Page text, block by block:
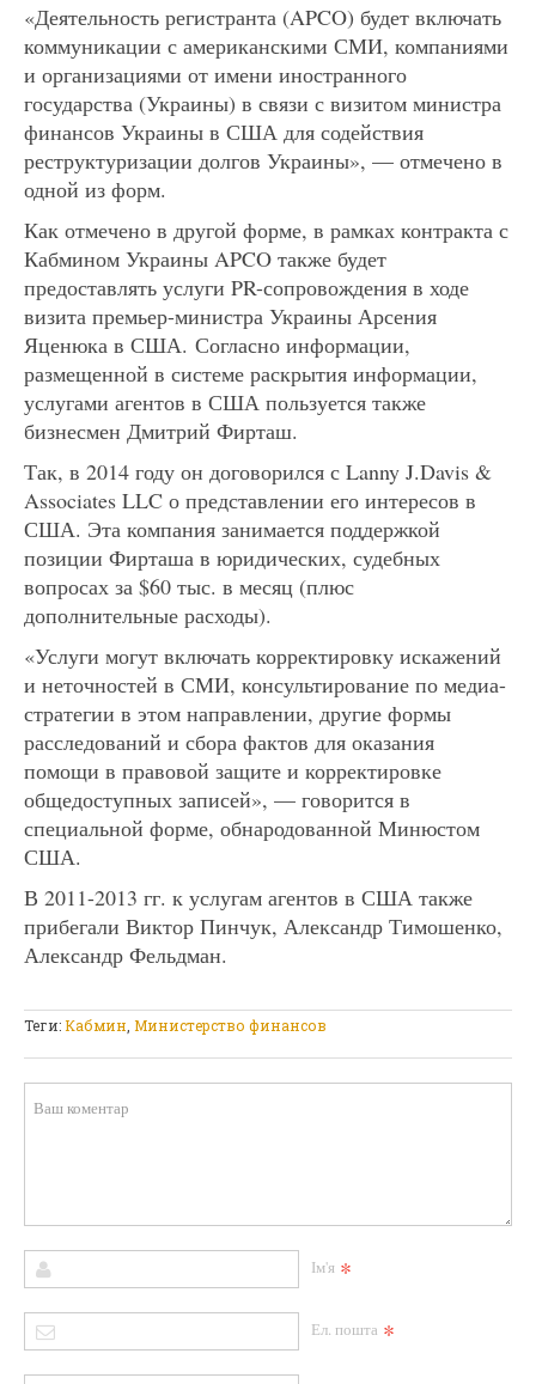
«Деятельность регистранта (APCO) будет включать
коммуникации с американскими СМИ, компаниями
и организациями от имени иностранного
государства (Украины) в связи с визитом министра
финансов Украины в США для содействия
реструктуризации долгов Украины», — отмечено в
одной из форм.
Как отмечено в другой форме, в рамках контракта с
Кабмином Украины APCO также будет
предоставлять услуги PR-сопровождения в ходе
визита премьер-министра Украины Арсения
Яценюка в США. Согласно информации,
размещенной в системе раскрытия информации,
услугами агентов в США пользуется также
бизнесмен Дмитрий Фирташ.
Так, в 2014 году он договорился с Lanny J.Davis &
Associates LLC о представлении его интересов в
США. Эта компания занимается поддержкой
позиции Фирташа в юридических, судебных
вопросах за $60 тыс. в месяц (плюс
дополнительные расходы).
«Услуги могут включать корректировку искажений
и неточностей в СМИ, консультирование по медиа-
стратегии в этом направлении, другие формы
расследований и сбора фактов для оказания
помощи в правовой защите и корректировке
общедоступных записей», — говорится в
специальной форме, обнародованной Минюстом
США.
В 2011-2013 гг. к услугам агентов в США также
прибегали Виктор Пинчук, Александр Тимошенко,
Александр Фельдман.
Теги:Кабмин Министерство финансов
Ім'я *
Ел. пошта *